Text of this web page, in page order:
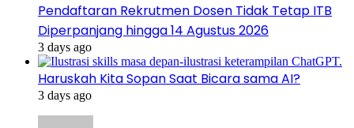
Pendaftaran Rekrutmen Dosen Tidak Tetap ITB
Diperpanjang hingga 14 Agustus 2026
3 days ago
Haruskah Kita Sopan Saat Bicara sama AI?
3 days ago